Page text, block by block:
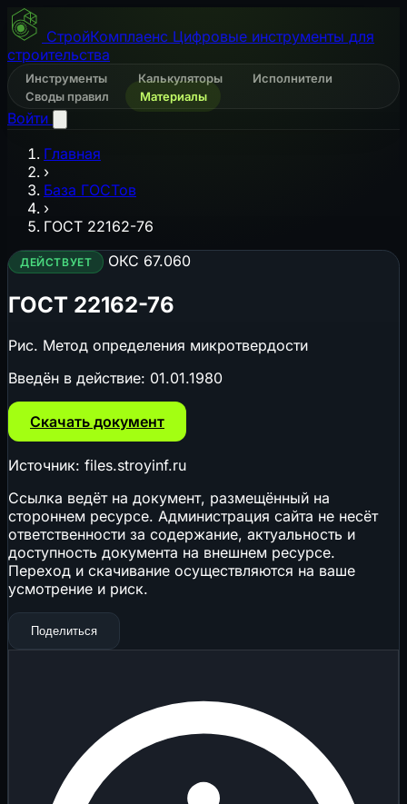
СтройКомплаенс Цифровые инструменты для
строительства
Инструменты Калькуляторы
Исполнители
Своды правил
Материалы
Войти
Главная
›
База ГОСТов
›
ГОСТ 22162-76
ДЕЙСТВУЕТ ОКС 67.060
ГОСТ 22162-76
Рис. Метод определения микротвердости
Введён в действие: 01.01.1980
Скачать документ
Источник: files.stroyinf.ru
Ссылка ведёт на документ, размещённый на
стороннем ресурсе. Администрация сайта не несёт
ответственности за содержание, актуальность и
доступность документа на внешнем ресурсе.
Переход и скачивание осуществляются на ваше
усмотрение и риск.
Поделиться